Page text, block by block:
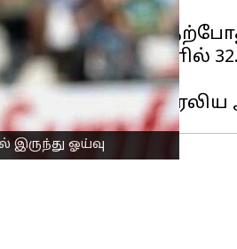
இருந்து ஓய்வு
விலகினார்.
வந்த நிலையில்,
டெஸ்ட் போட்டிகளில்